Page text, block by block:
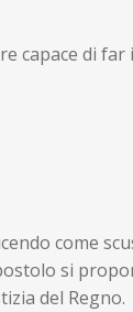
capace di
come
si
del Regno.